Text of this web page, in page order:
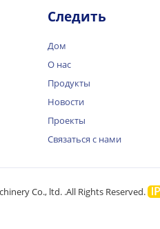
Следить
Дом
О нас
Продукты
Новости
Проекты
Связаться с нами
Co., ltd. .All Rights Reserved.